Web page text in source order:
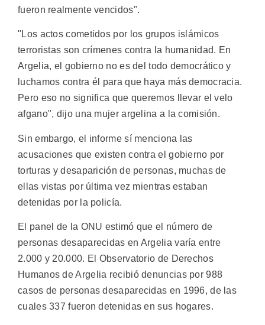
fueron realmente vencidos".
"Los actos cometidos por los grupos islámicos
terroristas son crímenes contra la humanidad. En
Argelia, el gobierno no es del todo democrático y
luchamos contra él para que haya más democracia.
Pero eso no significa que queremos llevar el velo
afgano", dijo una mujer argelina a la comisión.
Sin embargo, el informe sí menciona las
acusaciones que existen contra el gobierno por
torturas y desaparición de personas, muchas de
ellas vistas por última vez mientras estaban
detenidas por la policía.
El panel de la ONU estimó que el número de
personas desaparecidas en Argelia varía entre
2.000 y 20.000. El Observatorio de Derechos
Humanos de Argelia recibió denuncias por 988
casos de personas desaparecidas en 1996, de las
cuales 337 fueron detenidas en sus hogares.